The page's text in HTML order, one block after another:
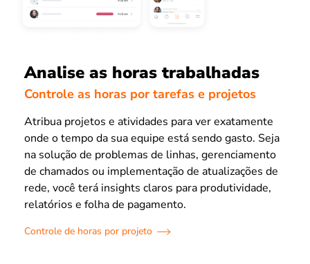
Analise as horas trabalhadas
Controle as horas por tarefas e projetos
Atribua projetos e atividades para ver exatamente
onde o tempo da sua equipe está sendo gasto. Seja
na solução de problemas de linhas, gerenciamento
de chamados ou implementação de atualizações de
rede, você terá insights claros para produtividade,
relatórios e folha de pagamento.
Controle de horas por projeto